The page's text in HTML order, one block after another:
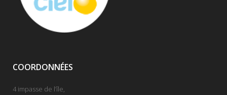
COORDONNÉES
4 impasse de l’île,